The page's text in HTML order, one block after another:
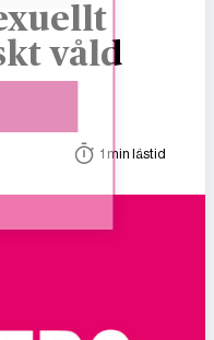
våld
1 min lästid